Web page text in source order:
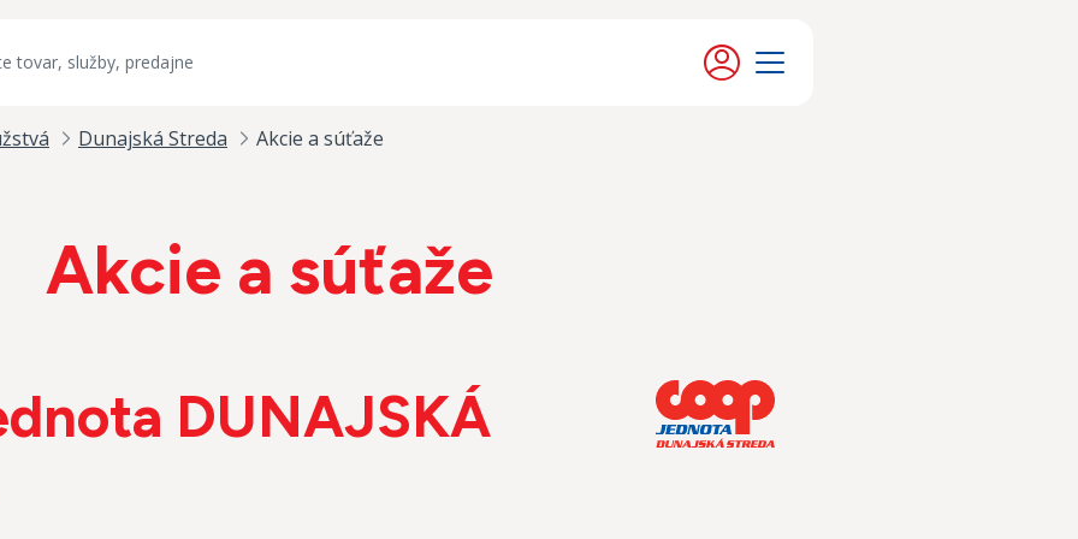
Moje konto
Menu
Dunajská Streda Akcie a súťaže
Akcie a súťaže
DUNAJSKÁ